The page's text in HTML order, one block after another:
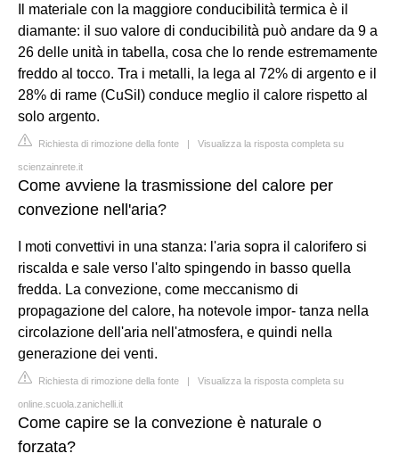
Il materiale con la maggiore conducibilità termica è il
diamante: il suo valore di conducibilità può andare da 9 a
26 delle unità in tabella, cosa che lo rende estremamente
freddo al tocco. Tra i metalli, la lega al 72% di argento e il
28% di rame (CuSil) conduce meglio il calore rispetto al
solo argento.
Richiesta di rimozione della fonte | Visualizza la risposta completa su
scienzainrete.it
Come avviene la trasmissione del calore per
convezione nell'aria?
I moti convettivi in una stanza: l'aria sopra il calorifero si
riscalda e sale verso l'alto spingendo in basso quella
fredda. La convezione, come meccanismo di
propagazione del calore, ha notevole impor- tanza nella
circolazione dell'aria nell'atmosfera, e quindi nella
generazione dei venti.
Richiesta di rimozione della fonte | Visualizza la risposta completa su
online.scuola.zanichelli.it
Come capire se la convezione è naturale o
forzata?